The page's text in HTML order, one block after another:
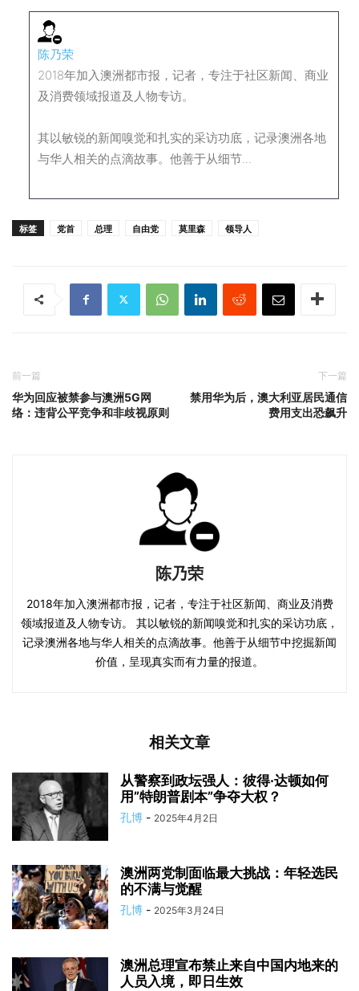
陈乃荣
2018年加入澳洲都市报，记者，专注于社区新闻、商业
及消费领域报道及人物专访。
其以敏锐的新闻嗅觉和扎实的采访功底，记录澳洲各地
与华人相关的点滴故事。他善于从细节...
标签 党首 总理 自由党 莫里森 领导人
前一篇
华为回应被禁参与澳洲5G网
络：违背公平竞争和非歧视原则
下一篇
禁用华为后，澳大利亚居民通信
费用支出恐飙升
陈乃荣
2018年加入澳洲都市报，记者，专注于社区新闻、商业及消费
领域报道及人物专访。 其以敏锐的新闻嗅觉和扎实的采访功底，
记录澳洲各地与华人相关的点滴故事。他善于从细节中挖掘新闻
价值，呈现真实而有力量的报道。
相关文章
从警察到政坛强人：彼得·达顿如何
用”特朗普剧本”争夺大权？
孔博 - 2025年4月2日
澳洲两党制面临最大挑战：年轻选民
的不满与觉醒
孔博 - 2025年3月24日
澳洲总理宣布禁止来自中国内地来的
人员入境，即日生效